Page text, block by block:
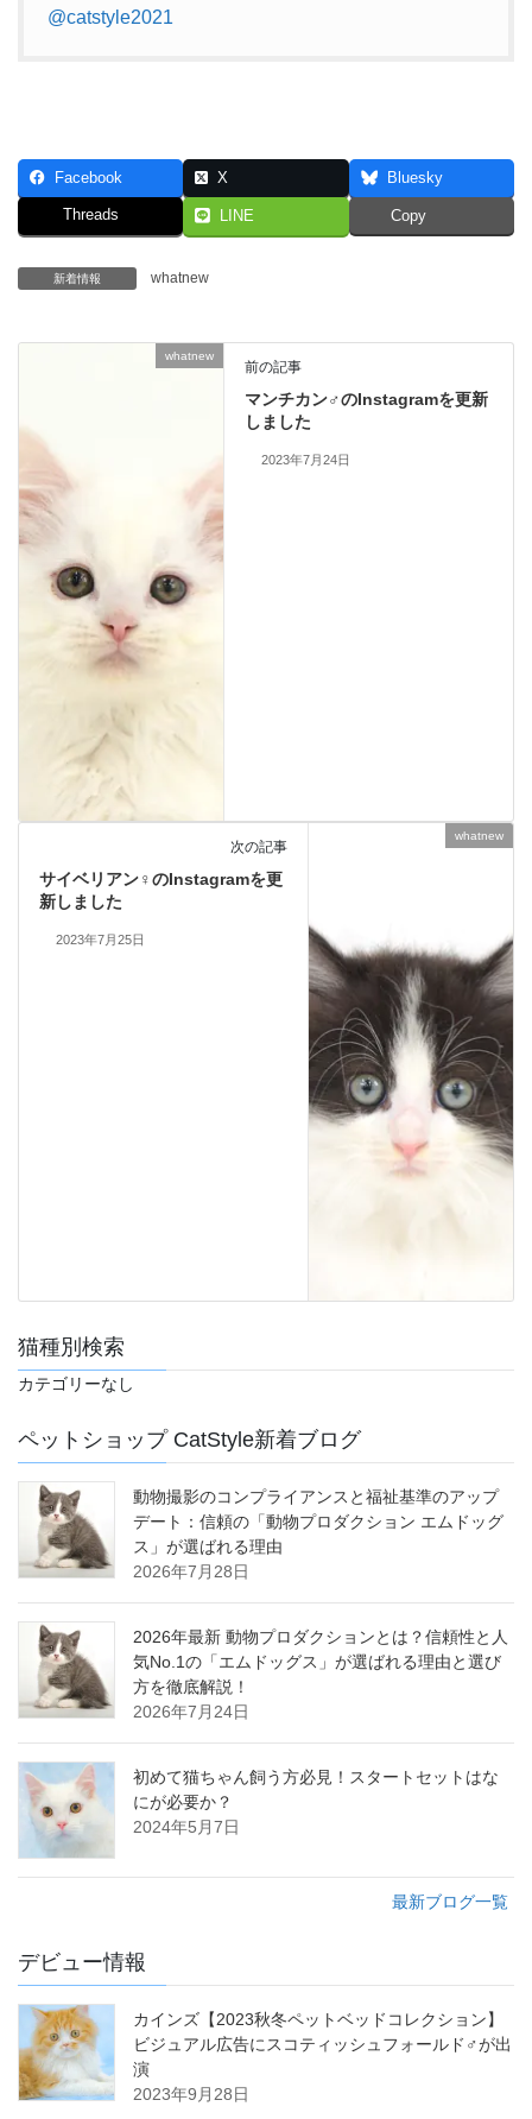
@catstyle2021
Facebook X Bluesky
Threads LINE Copy
新着情報 whatnew
whatnew
前の記事
マンチカン♂のInstagramを更新
しました
2023年7月24日
whatnew
次の記事
サイベリアン♀のInstagramを更
新しました
2023年7月25日
猫種別検索
カテゴリーなし
ペットショップ CatStyle新着ブログ
動物撮影のコンプライアンスと福祉基準のアップ
デート：信頼の「動物プロダクション エムドッグ
ス」が選ばれる理由
2026年7月28日
2026年最新 動物プロダクションとは？信頼性と人
気No.1の「エムドッグス」が選ばれる理由と選び
方を徹底解説！
2026年7月24日
初めて猫ちゃん飼う方必見！スタートセットはな
にが必要か？
2024年5月7日
最新ブログ一覧
デビュー情報
カインズ【2023秋冬ペットベッドコレクション】
ビジュアル広告にスコティッシュフォールド♂が出
演
2023年9月28日